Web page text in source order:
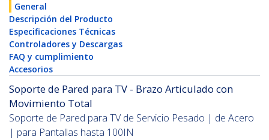
General
Descripción del Producto
Especificaciones Técnicas
Controladores y Descargas
FAQ y cumplimiento
Accesorios
Soporte de Pared para TV - Brazo Articulado con
Movimiento Total
Soporte de Pared para TV de Servicio Pesado | de Acero
| para Pantallas hasta 100IN